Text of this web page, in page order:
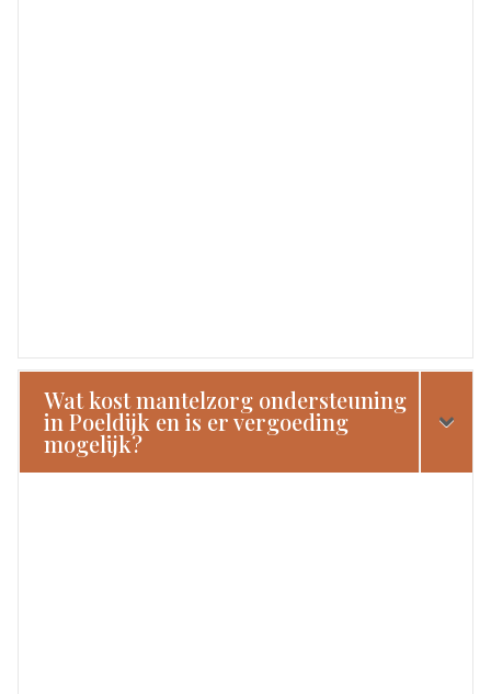
Wat kost mantelzorg ondersteuning
in Poeldijk en is er vergoeding
mogelijk?